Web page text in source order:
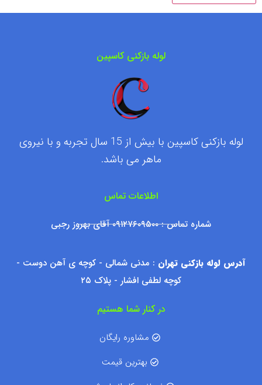
لوله بازکنی کاسپین
لوله بازکنی کاسپین با بیش از 15 سال تجربه و با نیروی
ماهر می باشد.
اطلاعات تماس
شماره تماس : ۰۹۱۲۷۶۰۹۵۰۰ آقای بهروز رجبی
آدرس لوله بازکنی تهران : مدنی شمالی - کوچه ی آهن دوست -
کوچه لطفی افشار - پلاک ۲۵
در کنار شما هستیم
مشاوره رایگان
بهترین قیمت